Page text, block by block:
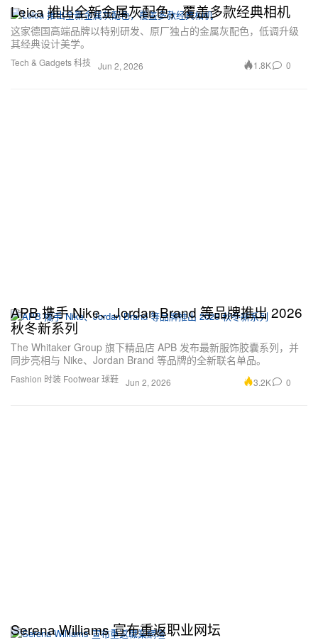
Tech & Gadgets 科技
Leica 推出全新金属灰配色，覆盖多款经典相机
这家德国高端品牌以特别研发、原厂独占的金属灰配色，低调升级
其经典设计美学。
Jun 2, 2026 1.8K 0
Fashion 时装 Footwear 球鞋
APB 携手 Nike、Jordan Brand 等品牌推出 2026
秋冬新系列
The Whitaker Group 旗下精品店 APB 发布最新服饰胶囊系列，并
同步亮相与 Nike、Jordan Brand 等品牌的全新联名单品。
Jun 2, 2026 3.2K 0
Serena Williams 宣布重返职业网坛